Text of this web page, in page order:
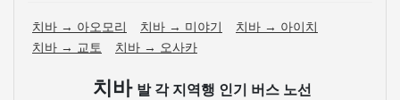
치바 → 아오모리 치바 → 미야기
치바 → 아이치
치바 → 교토
치바 → 오사카
치바 발 각 지역행 인기 버스 노선